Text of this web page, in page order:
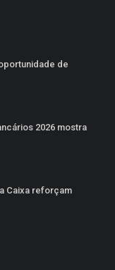
de
2026 mostra
Caixa reforçam